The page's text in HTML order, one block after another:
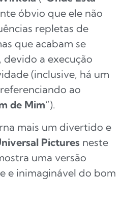
óbvio que ele não
repletas de
que acabam se
a execução
(inclusive, há um
ao
de Mim“).
mais um divertido e
Pictures neste
uma versão
e inimaginável do bom